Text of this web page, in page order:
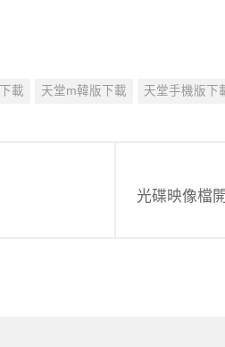
載 天堂m韓版下載 天堂手機版下
光碟映像檔